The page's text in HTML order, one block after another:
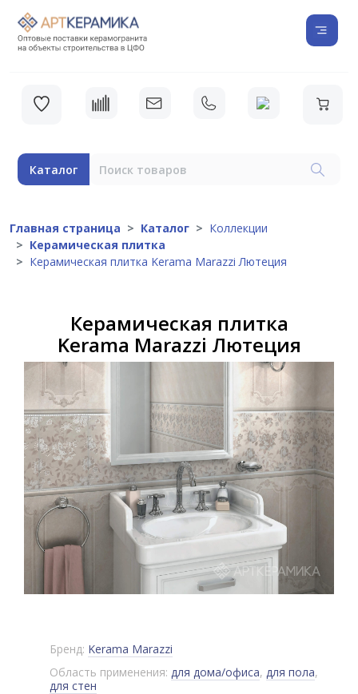
Каталог
Главная страница Каталог
Коллекции
Керамическая плитка
Керамическая плитка Kerama Marazzi Лютеция
Керамическая плитка
Kerama Marazzi Лютеция
Бренд: Kerama Marazzi
Область применения: для дома/офиса, для пола,
для стен